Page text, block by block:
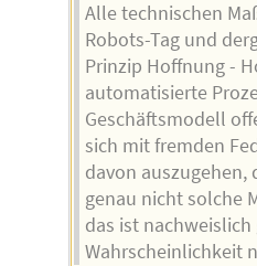
Alle technischen
Robots-Tag und
Prinzip Hoffnung -
automatisierte
Geschäftsmodell
sich mit fremden
davon auszugehen,
genau nicht solche
das ist
Wahrscheinlichkeit